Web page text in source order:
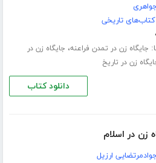
کتاب‌های تاریخی
جایگاه زن در تمدن فراعنه، جایگاه زن در
زن در تاریخ
دانلود کتاب
زن در اسلام
ارزیل